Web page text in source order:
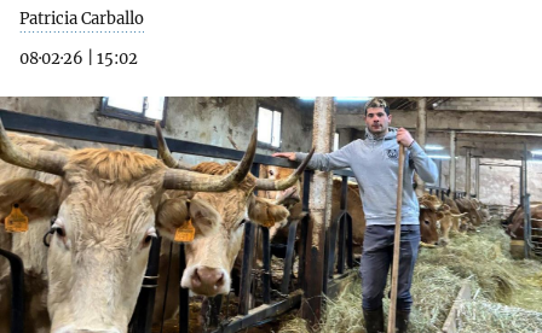
Patricia Carballo
08·02·26
15:02